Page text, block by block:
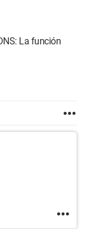
La función